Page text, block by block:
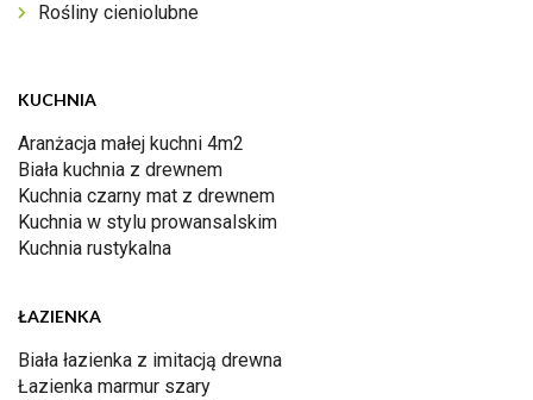
Rośliny cieniolubne
KUCHNIA
Aranżacja małej kuchni 4m2
Biała kuchnia z drewnem
Kuchnia czarny mat z drewnem
Kuchnia w stylu prowansalskim
Kuchnia rustykalna
ŁAZIENKA
Biała łazienka z imitacją drewna
Łazienka marmur szary